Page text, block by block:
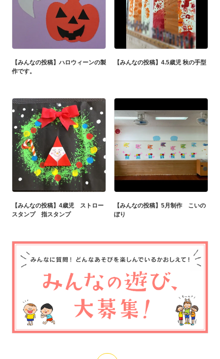
【みんなの投稿】ハロウィーンの製
作です。
【みんなの投稿】4.5歳児 秋の手型
【みんなの投稿】4歳児 ストロー
スタンプ 指スタンプ
【みんなの投稿】5月制作 こいの
ぼり